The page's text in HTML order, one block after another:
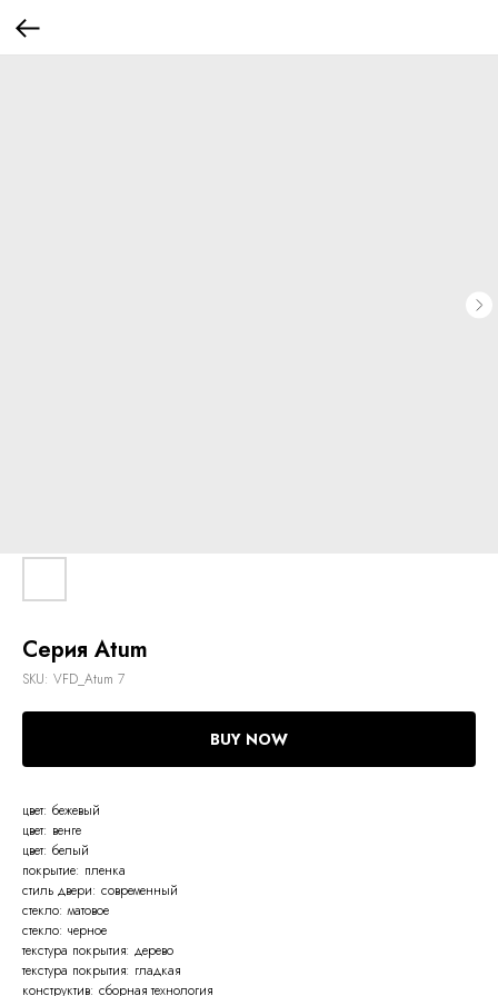
Серия Atum
SKU: VFD_Atum 7
BUY NOW
цвет: бежевый
цвет: венге
цвет: белый
покрытие: пленка
стиль двери: современный
стекло: матовое
стекло: черное
текстура покрытия: дерево
текстура покрытия: гладкая
конструктив: сборная технология